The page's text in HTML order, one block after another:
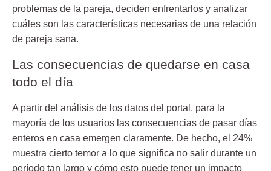
problemas de la pareja, deciden enfrentarlos y analizar
cuáles son las características necesarias de una relación
de pareja sana.
Las consecuencias de quedarse en casa
todo el día
A partir del análisis de los datos del portal, para la
mayoría de los usuarios las consecuencias de pasar días
enteros en casa emergen claramente. De hecho, el 24%
muestra cierto temor a lo que significa no salir durante un
período tan largo y cómo esto puede tener un impacto